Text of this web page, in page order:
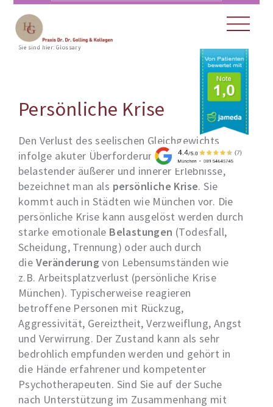
Sie sind hier:Glossary
Persönliche Krise
Den Verlust des seelischen Gleichgewichts
infolge akuter Überforderung aufgrund
belastender äußerer und innerer Erlebnisse,
bezeichnet man als persönliche Krise. Sie
kommt auch in Städten wie München vor. Die
persönliche Krise kann ausgelöst werden durch
starke emotionale Belastungen (Todesfall,
Scheidung, Trennung) oder auch durch
die Veränderung von Lebensumständen wie
z.B. Arbeitsplatzverlust (persönliche Krise
München). Typischerweise reagieren
betroffene Personen mit Rückzug,
Aggressivität, Gereiztheit, Verzweiflung, Angst
und Verwirrung. Der Zustand kann als sehr
bedrohlich empfunden werden und gehört in
die Hände erfahrener und kompetenter
Psychotherapeuten. Sind Sie auf der Suche
nach Unterstützung im Zusammenhang mit